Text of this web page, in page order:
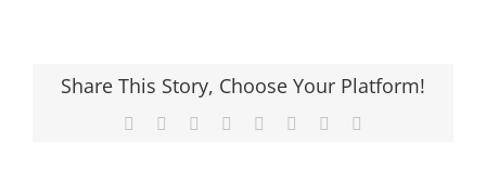
Share This Story, Choose Your Platform!
Facebook Reddit LinkedIn
TumblrPinterest